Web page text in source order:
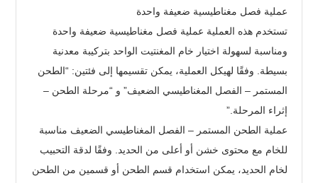
عملية فصل مغناطيسية ضعيفة واحدة
تستخدم هذه العملية عملية فصل مغناطيسية ضعيفة واحدة
ومناسبة لسهولة اختيار خام المغنتيت الواحد بتركيبة معدنية
بسيطة. وفقًا لهيكل العملية، يمكن تقسيمها إلى فئتين: “الطحن
المستمر – الفصل المغناطيسي الضعيف” و “مرحلة الطحن –
إثراء المرحلة.”
عملية الطحن المستمر – الفصل المغناطيسي الضعيف مناسبة
للخام مع محتوى خشن أو أعلى من الحديد. وفقًا لدقة التحبيب
لخام الحديد، يمكن استخدام قسم الطحن أو قسمين من الطحن